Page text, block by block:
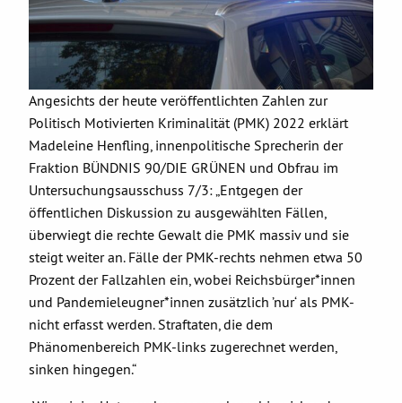
Angesichts der heute veröffentlichten Zahlen zur
Politisch Motivierten Kriminalität (PMK) 2022 erklärt
Madeleine Henfling, innenpolitische Sprecherin der
Fraktion BÜNDNIS 90/DIE GRÜNEN und Obfrau im
Untersuchungsausschuss 7/3: „Entgegen der
öffentlichen Diskussion zu ausgewählten Fällen,
überwiegt die rechte Gewalt die PMK massiv und sie
steigt weiter an. Fälle der PMK-rechts nehmen etwa 50
Prozent der Fallzahlen ein, wobei Reichsbürger*innen
und Pandemieleugner*innen zusätzlich ’nur‘ als PMK-
nicht erfasst werden. Straftaten, die dem
Phänomenbereich PMK-links zugerechnet werden,
sinken hingegen.“